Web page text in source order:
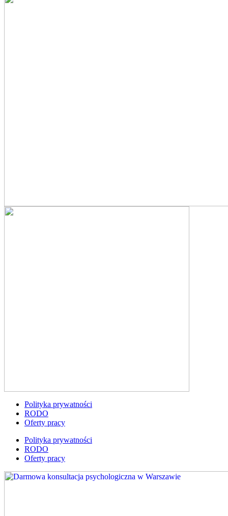
Polityka prywatności
RODO
Oferty pracy
Polityka prywatności
RODO
Oferty pracy